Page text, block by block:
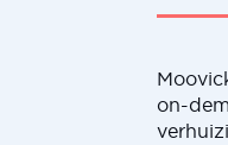
on-